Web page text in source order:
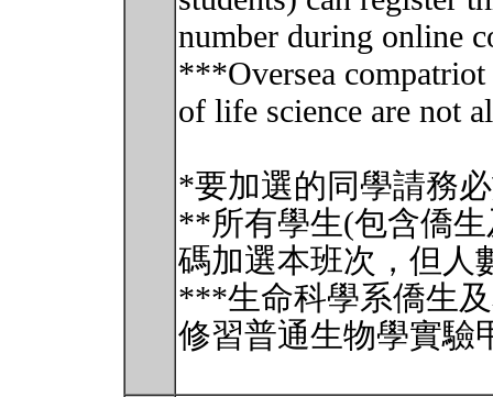
number during online
***Oversea compatriot
of life science are not
*要加選的同學請務
**所有學生(包含僑
碼加選本班次，但人
***生命科學系僑生
修習普通生物學實驗